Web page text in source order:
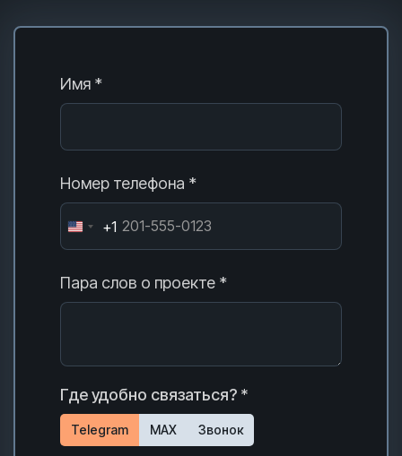
Имя *
Номер телефона *
+1
Пара слов о проекте *
Где удобно связаться? *
Telegram MAX Звонок